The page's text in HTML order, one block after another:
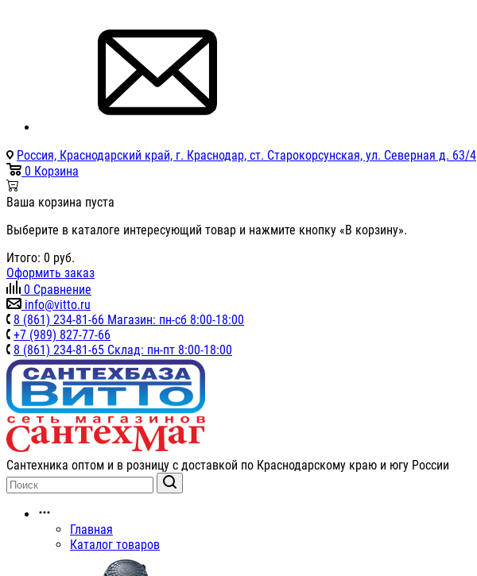
Россия, Краснодарский край, г. Краснодар, ст. Старокорсунская, ул. Северная д. 63/4
0 Корзина
Ваша корзина пуста
Выберите в каталоге интересующий товар и нажмите кнопку «В корзину».
Итого: 0 руб.
Оформить заказ
0 Сравнение
info@vitto.ru
8 (861) 234-81-66 Магазин: пн-сб 8:00-18:00
+7 (989) 827-77-66
8 (861) 234-81-65 Склад: пн-пт 8:00-18:00
Сантехника оптом и в розницу с доставкой по Краснодарскому краю и югу России
Главная
Каталог товаров